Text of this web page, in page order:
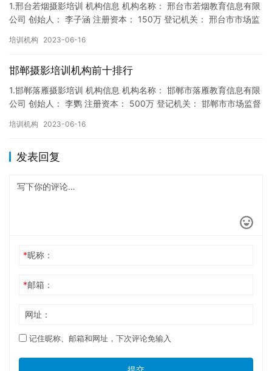
1.邢台若烟摄影培训 机构信息 机构名称： 邢台市若烟教育信息有限
公司 创始人： 李子涵 注册资本： 150万 登记机关： 邢台市市场监
培训机构 2023-06-16
邯郸摄影培训机构前十排行
1.邯郸落雁摄影培训 机构信息 机构名称： 邯郸市落雁教育信息有限
公司 创始人： 李鹦 注册资本： 500万 登记机关： 邯郸市市场监督
培训机构 2023-06-16
发表回复
*昵称：
*邮箱：
网址：
记住昵称、邮箱和网址，下次评论免输入